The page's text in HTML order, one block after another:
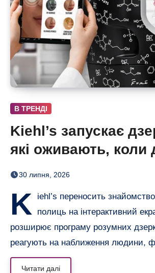
В ТРЕНДІ
Kiehl’s запускає
які оживають, коли
підходиш
30 липня, 2026
K
iehl’s переносить
полиць на інтерактивний
розширює програму розумних
реагують на наближення людини,
Читати далі